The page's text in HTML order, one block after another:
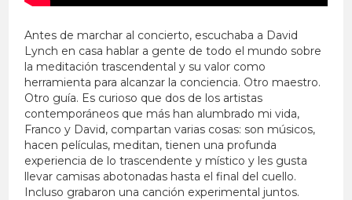
Antes de marchar al concierto, escuchaba a David
Lynch en casa hablar a gente de todo el mundo sobre
la meditación trascendental y su valor como
herramienta para alcanzar la conciencia. Otro maestro.
Otro guía. Es curioso que dos de los artistas
contemporáneos que más han alumbrado mi vida,
Franco y David, compartan varias cosas: son músicos,
hacen películas, meditan, tienen una profunda
experiencia de lo trascendente y místico y les gusta
llevar camisas abotonadas hasta el final del cuello.
Incluso grabaron una canción experimental juntos.